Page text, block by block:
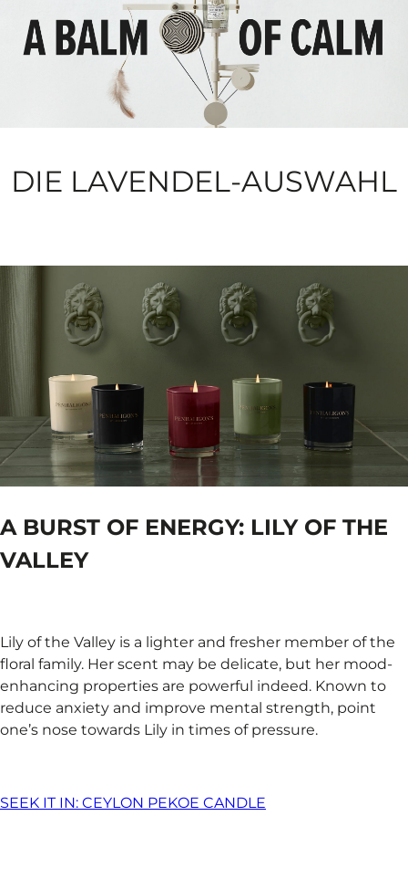
DIE LAVENDEL-AUSWAHL
A BURST OF ENERGY: LILY OF THE
VALLEY
Lily of the Valley is a lighter and fresher member of the
floral family. Her scent may be delicate, but her mood-
enhancing properties are powerful indeed. Known to
reduce anxiety and improve mental strength, point
one’s nose towards Lily in times of pressure.​
SEEK IT IN: CEYLON PEKOE CANDLE